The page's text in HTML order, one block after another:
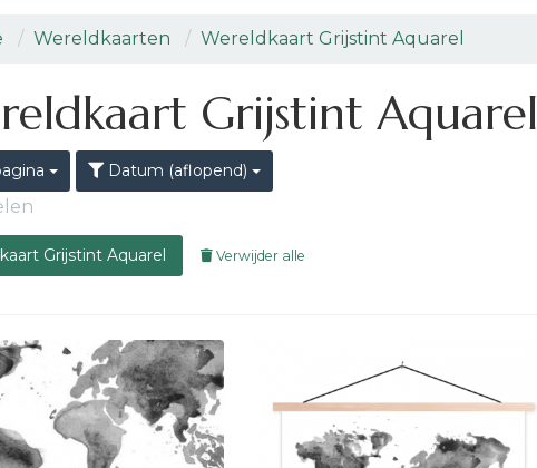
Wereldkaarten Wereldkaart Grijstint Aquarel
Grijstint Aquarel
Datum (aflopend)
Grijstint Aquarel Verwijder alle